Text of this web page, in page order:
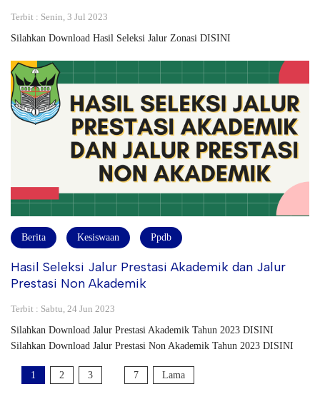
Terbit : Senin, 3 Jul 2023
Silahkan Download Hasil Seleksi Jalur Zonasi DISINI
Berita Kesiswaan Ppdb
Hasil Seleksi Jalur Prestasi Akademik dan Jalur
Prestasi Non Akademik
Terbit : Sabtu, 24 Jun 2023
Silahkan Download Jalur Prestasi Akademik Tahun 2023 DISINI
Silahkan Download Jalur Prestasi Non Akademik Tahun 2023 DISINI
1 2 3 7 Lama